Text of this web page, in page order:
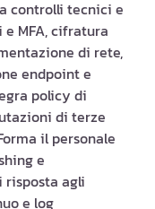
controlli tecnici e
MFA, cifratura
di rete,
endpoint e
policy di
di terze
il personale
e
agli
e log